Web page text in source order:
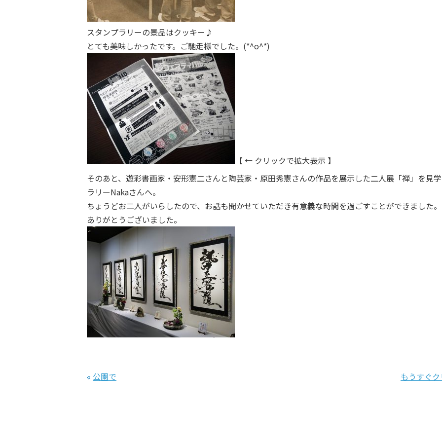
スタンプラリーの景品はクッキー♪
とても美味しかったです。ご馳走様でした。(*^o^*)
【 ← クリックで拡大表示 】
そのあと、遊彩書画家・安形憲二さんと陶芸家・原田秀憲さんの作品を展示した二人展「禅」を見
ラリーNakaさんへ。
ちょうどお二人がいらしたので、お話も聞かせていただき有意義な時間を過ごすことができました。
ありがとうございました。
« 公園で もうすぐ